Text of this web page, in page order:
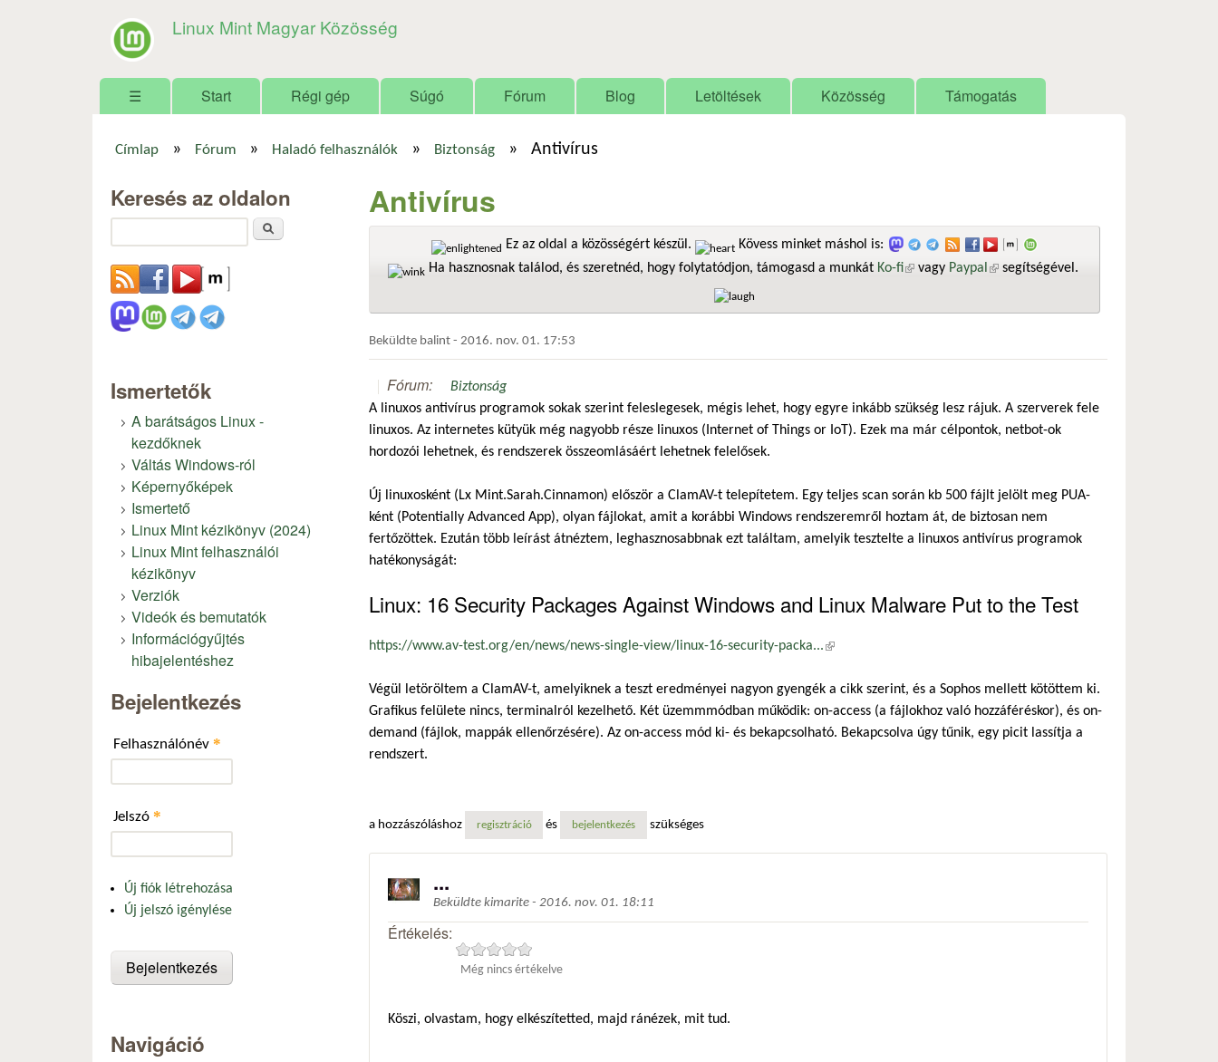
Linux Mint Magyar Közösség
Főmenü
☰ Start Régi gép Súgó Fórum Blog Letöltések Közösség Támogatás
Címlap » Fórum » Haladó felhasználók » Biztonság » Antivírus
Antivírus
Ez az oldal a közösségért készül.
Kövess minket máshol is:
Ha hasznosnak találod, és szeretnéd, hogy folytatódjon, támogasd a munkát Ko-fi(külső hivatkozás)
vagy Paypal (külső hivatkozás)
segítségével.
Beküldte balint - 2016. nov. 01. 17:53
Fórum:
Biztonság
A linuxos antivírus programok sokak szerint feleslegesek, mégis lehet, hogy egyre inkább szükség lesz rájuk. A szerverek fele
linuxos. Az internetes kütyük még nagyobb része linuxos (Internet of Things or IoT). Ezek ma már célpontok, netbot-ok
hordozói lehetnek, és rendszerek összeomlásáért lehetnek felelősek.
Új linuxosként (Lx Mint.Sarah.Cinnamon) először a ClamAV-t telepítetem. Egy teljes scan során kb 500 fájlt jelölt meg PUA-
ként (Potentially Advanced App), olyan fájlokat, amit a korábbi Windows rendszeremről hoztam át, de biztosan nem
fertőzöttek. Ezután több leírást átnéztem, leghasznosabbnak ezt találtam, amelyik tesztelte a linuxos antivírus programok
hatékonyságát:
Linux: 16 Security Packages Against Windows and Linux Malware Put to the Test
https://www.av-test.org/en/news/news-single-view/linux-16-security-packa...(külső hivatkozás)
Végül letöröltem a ClamAV-t, amelyiknek a teszt eredményei nagyon gyengék a cikk szerint, és a Sophos mellett kötöttem ki.
Grafikus felülete nincs, terminalról kezelhető. Két üzemmmódban működik: on-access (a fájlokhoz való hozzáféréskor), és on-
demand (fájlok, mappák ellenőrzésére). Az on-access mód ki- és bekapcsolható. Bekapcsolva úgy tűnik, egy picit lassítja a
rendszert.
a hozzászóláshoz regisztráció és bejelentkezés szükséges
...
Beküldte kimarite - 2016. nov. 01. 18:11
Értékelés:
Még nincs értékelve
Köszi, olvastam, hogy elkészítetted, majd ránézek, mit tud.
Keresés az oldalon
Ismertetők
A barátságos Linux -
kezdőknek
Váltás Windows-ról
Képernyőképek
Ismertető
Linux Mint kézikönyv (2024)
Linux Mint felhasználói
kézikönyv
Verziók
Videók és bemutatók
Információgyűjtés
hibajelentéshez
Bejelentkezés
Felhasználónév *
Jelszó *
Új fiók létrehozása
Új jelszó igénylése
Navigáció